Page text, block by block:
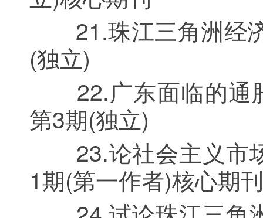
21.珠江三角洲经济
(独立)
22.广东面临的通
第3期(独立)
23.论社会主义市
1期(第一作者)核心期刊